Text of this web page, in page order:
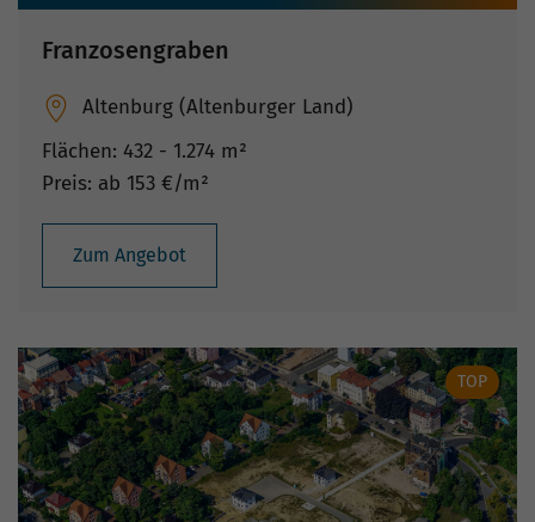
Franzosengraben
Altenburg (Altenburger Land)
Flächen: 432 - 1.274 m²
Preis: ab 153 €/m²
Zum Angebot
TOP